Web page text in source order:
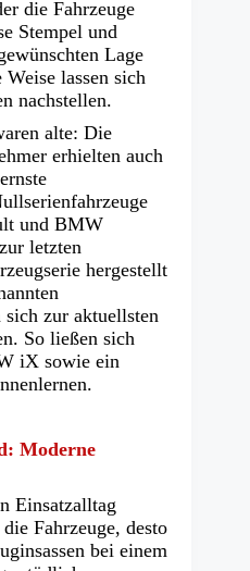
die Fahrzeuge
Stempel und
Lage
lassen sich
nachstellen.
alte: Die
erhielten auch
und BMW
letzten
hergestellt
sich zur aktuellsten
So ließen sich
iX sowie ein
Moderne
Einsatzalltag
Fahrzeuge, desto
bei einem